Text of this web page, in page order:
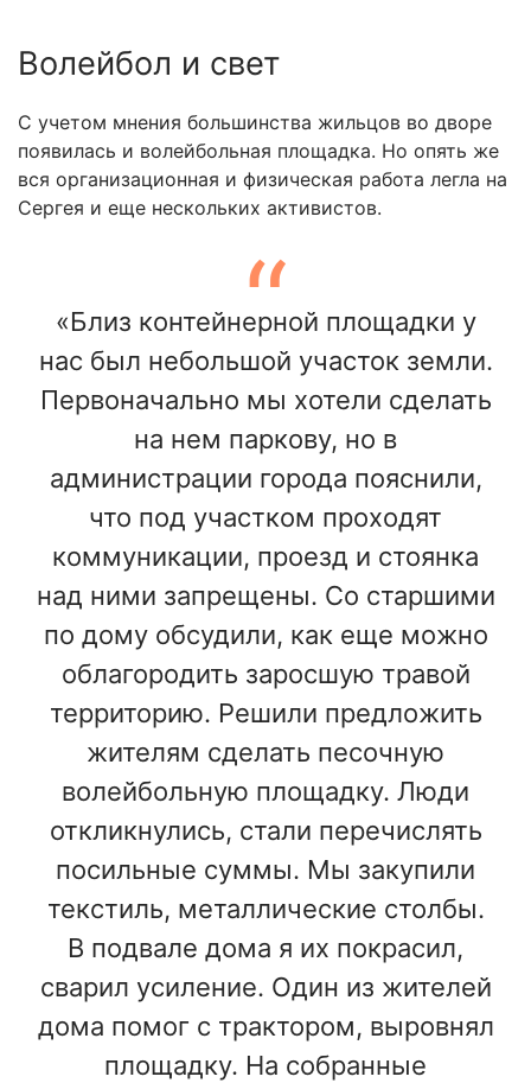
Волейбол и свет
С учетом мнения большинства жильцов во дворе
появилась и волейбольная площадка. Но опять же
вся организационная и физическая работа легла на
Сергея и еще нескольких активистов.
«Близ контейнерной площадки у
нас был небольшой участок земли.
Первоначально мы хотели сделать
на нем паркову, но в
администрации города пояснили,
что под участком проходят
коммуникации, проезд и стоянка
над ними запрещены. Со старшими
по дому обсудили, как еще можно
облагородить заросшую травой
территорию. Решили предложить
жителям сделать песочную
волейбольную площадку. Люди
откликнулись, стали перечислять
посильные суммы. Мы закупили
текстиль, металлические столбы.
В подвале дома я их покрасил,
сварил усиление. Один из жителей
дома помог с трактором, выровнял
площадку. На собранные